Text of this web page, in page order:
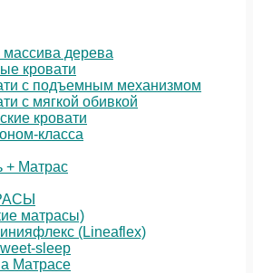
массива дерева
кровати
с подъемным механизмом
с мягкой обивкой
кровати
класса
+ Матрас
матрасы)
(Lineaflex)
sleep
Матрасе